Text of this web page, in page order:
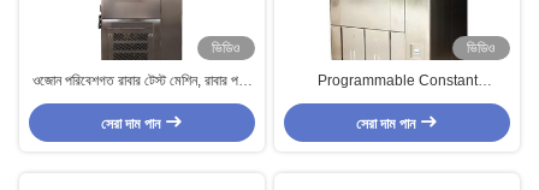
ভিডিও
ওজোন পরিবেশগত রাবার টেস্ট মেশিন, রাবার পণ্য
জন্য ওজোন এজিং টেস্টিং চেম্বার
সেরা দাম পান
ভিডিও
Programmable Constant
Temperature Humidity Chamber
For Industrial Of Electronic
সেরা দাম পান